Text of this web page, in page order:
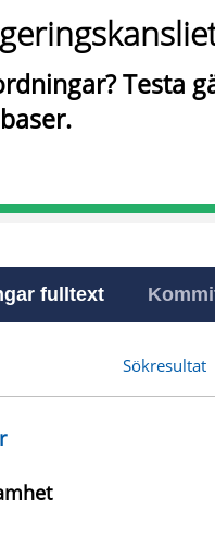
Testa
fulltext
Sökresultat